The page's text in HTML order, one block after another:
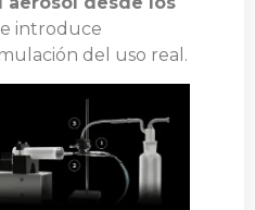
introduce
del uso real.